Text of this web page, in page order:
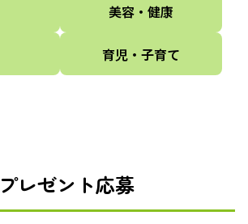
美容・健康
育児・子育て
プレゼント応募